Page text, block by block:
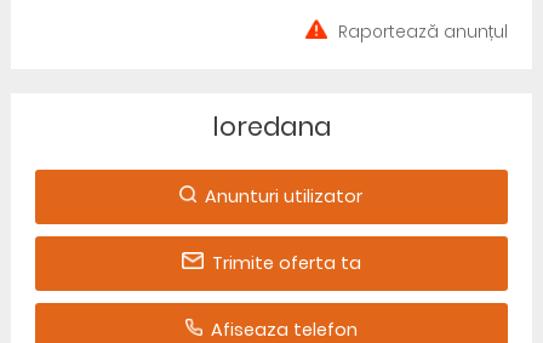
Raportează anunțul
loredana
Anunturi utilizator
Trimite oferta ta
Afiseaza telefon